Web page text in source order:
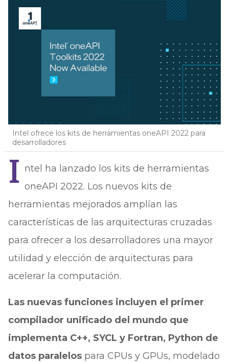
Intel ofrece los kits de herramientas oneAPI 2022 para
desarrolladores
I ntel ha lanzado los kits de herramientas
oneAPI 2022. Los nuevos kits de
herramientas mejorados amplían las
características de las arquitecturas cruzadas
para ofrecer a los desarrolladores una mayor
utilidad y elección de arquitecturas para
acelerar la computación.
Las nuevas funciones incluyen el primer
compilador unificado del mundo que
implementa C++, SYCL y Fortran, Python de
datos paralelospara CPUs y GPUs, modelado